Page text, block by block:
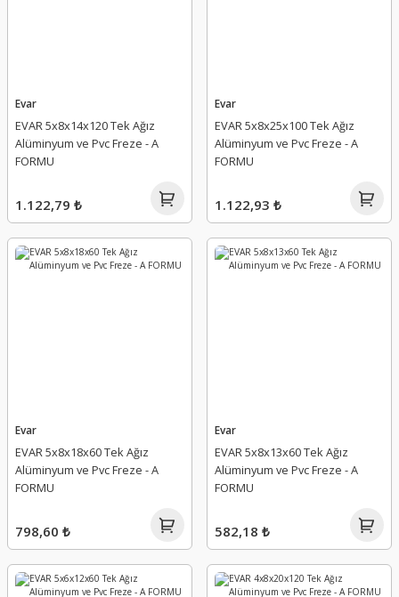
Evar
EVAR 5x8x14x120 Tek Ağız
Alüminyum ve Pvc Freze - A
FORMU
1.122,79 ₺
Evar
EVAR 5x8x25x100 Tek Ağız
Alüminyum ve Pvc Freze - A
FORMU
1.122,93 ₺
Evar
EVAR 5x8x18x60 Tek Ağız
Alüminyum ve Pvc Freze - A
FORMU
798,60 ₺
Evar
EVAR 5x8x13x60 Tek Ağız
Alüminyum ve Pvc Freze - A
FORMU
582,18 ₺